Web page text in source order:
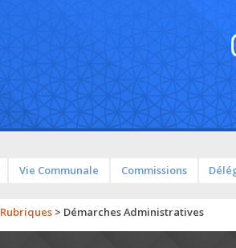
Vie Communale Commissions
Rubriques> Démarches Administratives